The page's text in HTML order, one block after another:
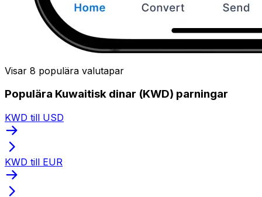
Visar 8 populära valutapar
Populära Kuwaitisk dinar (KWD) parningar
KWD till USD
KWD till EUR